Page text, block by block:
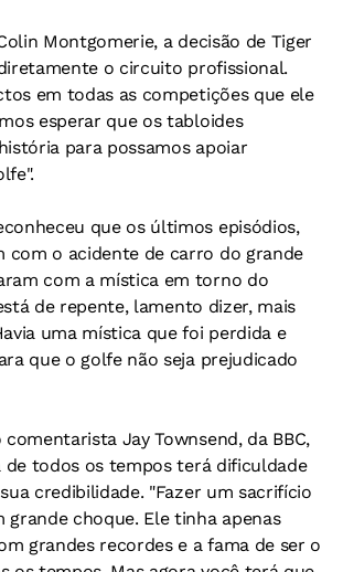
Montgomerie, a decisão de Tiger
o circuito profissional.
em todas as competições que ele
esperar que os tabloides
para possamos apoiar
que os últimos episódios,
com o acidente de carro do grande
com a mística em torno do
de repente, lamento dizer, mais
uma mística que foi perdida e
que o golfe não seja prejudicado
comentarista Jay Townsend, da BBC,
de todos os tempos terá dificuldade
credibilidade. "Fazer um sacrifício
grande choque. Ele tinha apenas
grandes recordes e a fama de ser o